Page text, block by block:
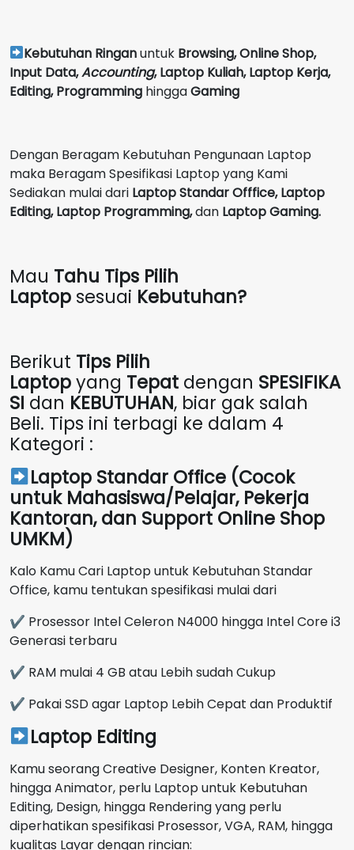
Kebutuhan Ringanuntuk Browsing, Online Shop,
Input Data,Accounting, Laptop Kuliah, Laptop Kerja,
Editing, Programming hinggaGaming
Dengan Beragam Kebutuhan Pengunaan Laptop
maka Beragam Spesifikasi Laptop yang Kami
Sediakan mulai dari Laptop Standar Offfice, Laptop
Editing, Laptop Programming,dan Laptop Gaming.
Mau Tahu Tips Pilih
Laptop sesuai Kebutuhan?
Berikut Tips Pilih
Laptopyang Tepat dengan SPESIFIKA
SI dan KEBUTUHAN, biar gak salah
Beli. Tips ini terbagi ke dalam 4
Kategori :
Laptop Standar Office (Cocok
untuk Mahasiswa/Pelajar, Pekerja
Kantoran, dan Support Online Shop
UMKM)
Kalo Kamu Cari Laptop untuk Kebutuhan Standar
Office, kamu tentukan spesifikasi mulai dari
✔ Prosessor Intel Celeron N4000 hingga Intel Core i3
Generasi terbaru
✔ RAM mulai 4 GB atau Lebih sudah Cukup
✔ Pakai SSD agar Laptop Lebih Cepat dan Produktif
Laptop Editing
Kamu seorang Creative Designer, Konten Kreator,
hingga Animator, perlu Laptop untuk Kebutuhan
Editing, Design, hingga Rendering yang perlu
diperhatikan spesifikasi Prosessor, VGA, RAM, hingga
kualitas Layar dengan rincian: